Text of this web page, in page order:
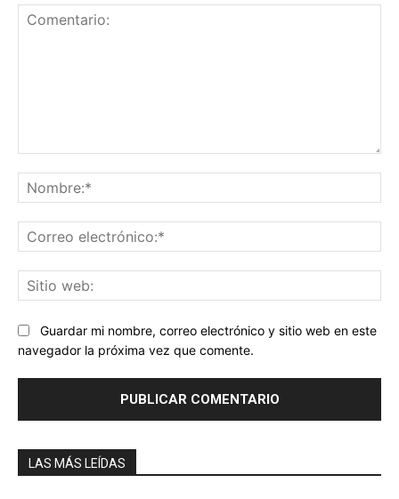
Guardar mi nombre, correo electrónico y sitio web en este
navegador la próxima vez que comente.
LAS MÁS LEÍDAS